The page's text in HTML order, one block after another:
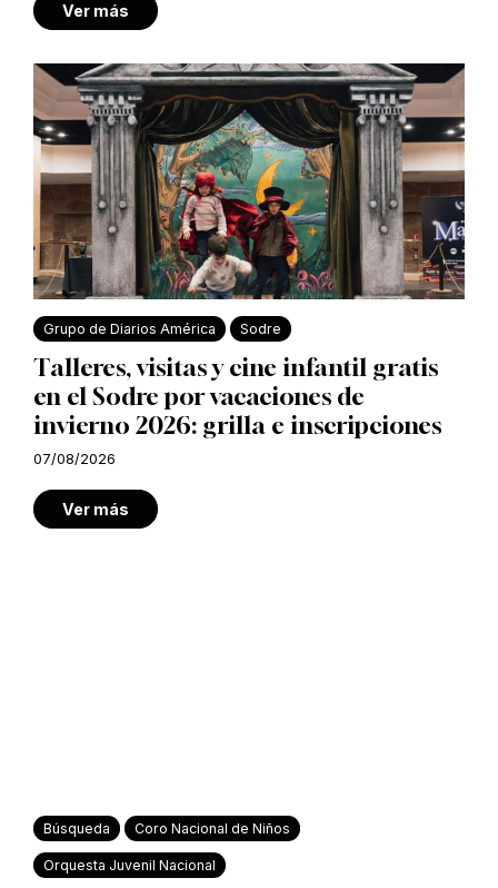
Ver más
Grupo de Diarios América Sodre
Talleres, visitas y cine infantil gratis
en el Sodre por vacaciones de
invierno 2026: grilla e inscripciones
07/08/2026
Ver más
Búsqueda Coro Nacional de Niños
Orquesta Juvenil Nacional